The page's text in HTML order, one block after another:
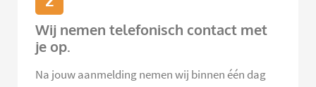
Wij nemen telefonisch contact met
je op.
Na jouw aanmelding nemen wij binnen één dag